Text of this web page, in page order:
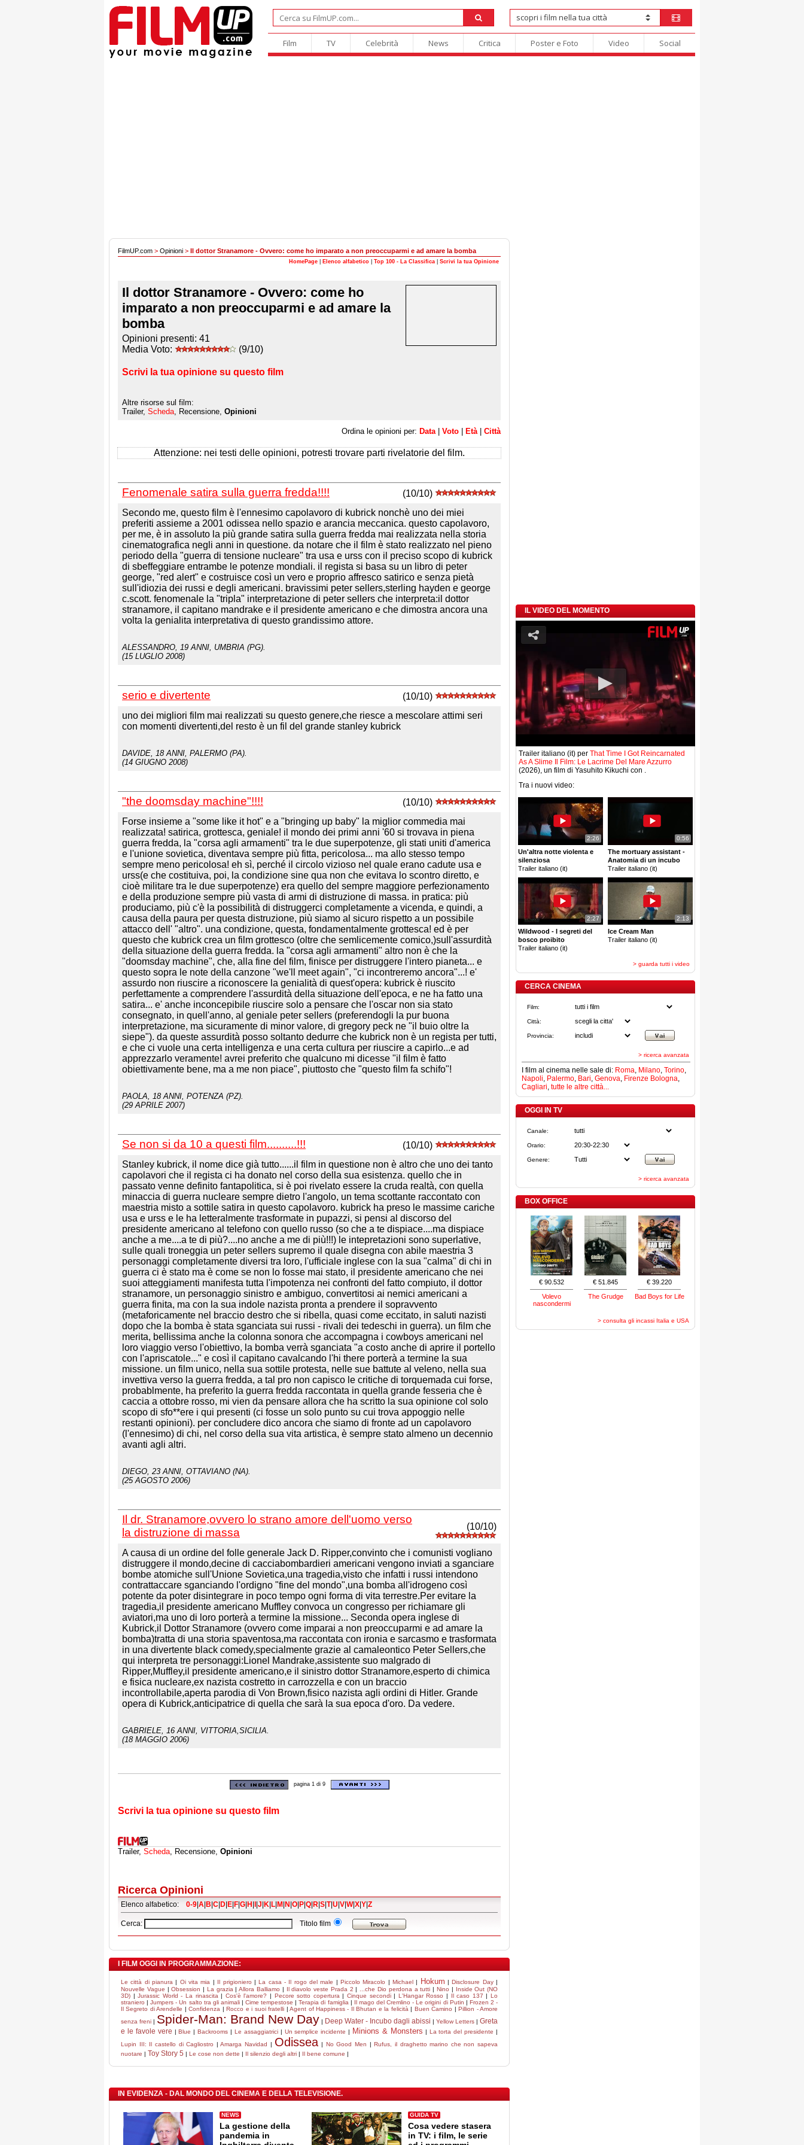
Film TV Celebrità News Critica Poster e Foto Video Social
FilmUP.com > Opinioni > Il dottor Stranamore - Ovvero: come ho imparato a non preoccuparmi e ad amare la bomba
HomePage Elenco alfabetico Top 100 - La Classifica Scrivi la tua Opinione
Il dottor Stranamore - Ovvero: come ho
imparato a non preoccuparmi e ad amare la
bomba
Opinioni presenti: 41
Media Voto:
(9/10)
Scrivi la tua opinione su questo film
Altre risorse sul film:
Trailer, Scheda , Recensione, Opinioni
Ordina le opinioni per: Data Voto Età Città
Attenzione: nei testi delle opinioni, potresti trovare parti rivelatorie del film.
Fenomenale satira sulla guerra fredda!!!!
(10/10)
Secondo me, questo film è l'ennesimo capolavoro di kubrick nonchè uno dei miei
preferiti assieme a 2001 odissea nello spazio e arancia meccanica. questo capolavoro,
per me, è in assoluto la più grande satira sulla guerra fredda mai realizzata nella storia
cinematografica negli anni in questione. da notare che il film è stato realizzato nel pieno
periodo della "guerra di tensione nucleare" tra usa e urss con il preciso scopo di kubrick
di sbeffeggiare entrambe le potenze mondiali. il regista si basa su un libro di peter
george, "red alert" e costruisce così un vero e proprio affresco satirico e senza pietà
sull'idiozia dei russi e degli americani. bravissimi peter sellers,sterling hayden e george
c.scott. fenomenale la "tripla" interpretazione di peter sellers che interpreta:il dottor
stranamore, il capitano mandrake e il presidente americano e che dimostra ancora una
volta la genialita interpretativa di questo grandissimo attore.
ALESSANDRO , 19 ANNI, UMBRIA (PG).
(15 LUGLIO 2008)
serio e divertente
(10/10)
uno dei migliori film mai realizzati su questo genere,che riesce a mescolare attimi seri
con momenti divertenti,del resto è un fil del grande stanley kubrick
DAVIDE , 18 ANNI, PALERMO (PA).
(14 GIUGNO 2008)
"the doomsday machine"!!!!
(10/10)
Forse insieme a "some like it hot" e a "bringing up baby" la miglior commedia mai
realizzata! satirica, grottesca, geniale! il mondo dei primi anni '60 si trovava in piena
guerra fredda, la "corsa agli armamenti" tra le due superpotenze, gli stati uniti d'america
e l'unione sovietica, diventava sempre più fitta, pericolosa... ma allo stesso tempo
sempre meno pericolosa! eh sì, perché il circolo vizioso nel quale erano cadute usa e
urss(e che costituiva, poi, la condizione sine qua non che evitava lo scontro diretto, e
cioè militare tra le due superpotenze) era quello del sempre maggiore perfezionamento
e della produzione sempre più vasta di armi di distruzione di massa. in pratica: più
produciamo, più c'è la possibilità di distruggerci completamente a vicenda, e quindi, a
causa della paura per questa distruzione, più siamo al sicuro rispetto a un possibile
attacco dell' "altro". una condizione, questa, fondamentalmente grottesca! ed è per
questo che kubrick crea un film grottesco (oltre che semlicemente comico,)sull'assurdità
della situazione della guerra fredda. la "corsa agli armamenti" altro non è che la
"doomsday machine", che, alla fine del film, finisce per distruggere l'intero pianeta... e
questo sopra le note della canzone "we'll meet again", "ci incontreremo ancora"...! e'
assurdo non riuscire a riconoscere la genialità di quest'opera: kubrick è riuscito
perfettamente a comprendere l'assurdità della situazione dell'epoca, e ne ha fatto una
satira... e' anche inconcepibile riuscire solo a pensare che l'oscar non sia stato
consegnato, in quell'anno, al geniale peter sellers (preferendogli la pur buona
interpretazione, ma sicuramente di minor valore, di gregory peck ne "il buio oltre la
siepe"). da queste assurdità posso soltanto dedurre che kubrick non è un regista per tutti,
e che ci vuole una certa intelligenza e una certa cultura per riuscire a capirlo...e ad
apprezzarlo veramente! avrei preferito che qualcuno mi dicesse "il film è fatto
obiettivamente bene, ma a me non piace", piuttosto che "questo film fa schifo"!
PAOLA , 18 ANNI, POTENZA (PZ).
(29 APRILE 2007)
Se non si da 10 a questi film..........!!!
(10/10)
Stanley kubrick, il nome dice già tutto......il film in questione non è altro che uno dei tanto
capolavori che il regista ci ha donato nel corso della sua esistenza. quello che in
passato venne definito fantapolitica, si è poi rivelato essere la cruda realtà, con quella
minaccia di guerra nucleare sempre dietro l'angolo, un tema scottante raccontato con
maestria misto a sottile satira in questo capolavoro. kubrick ha preso le massime cariche
usa e urss e le ha letteralmente trasformate in pupazzi, si pensi al discorso del
presidente americano al telefono con quello russo (so che a te dispiace....ma dispiace
anche a me....a te di più?....no anche a me di più!!!) le intepretazioni sono superlative,
sulle quali troneggia un peter sellers supremo il quale disegna con abile maestria 3
personaggi completamente diversi tra loro, l'ufficiale inglese con la sua "calma" di chi in
guerra ci è stato ma è come se non lo fosse mai stato, il presidente americano che nei
suoi atteggiamenti manifesta tutta l'impotenza nei confronti del fatto compiuto, il dottor
stranamore, un personaggio sinistro e ambiguo, convertitosi ai nemici americani a
guerra finita, ma con la sua indole nazista pronta a prendere il sopravvento
(metaforicamente nel braccio destro che si ribella, quasi come eccitato, in saluti nazisti
dopo che la bomba è stata sganciata sui russi - rivali dei tedeschi in guerra). un film che
merita, bellissima anche la colonna sonora che accompagna i cowboys americani nel
loro viaggio verso l'obiettivo, la bomba verrà sganciata "a costo anche di aprire il portello
con l'apriscatole..." e così il capitano cavalcando l'hi there porterà a termine la sua
missione. un film unico, nella sua sottile protesta, nelle sue battute al veleno, nella sua
invettiva verso la guerra fredda, a tal pro non capisco le critiche di torquemada cui forse,
probablmente, ha preferito la guerra fredda raccontata in quella grande fesseria che è
caccia a ottobre rosso, mi vien da pensare allora che ha scritto la sua opinione col solo
scopo di sfo**ere i qui presenti (ci fosse un solo punto su cui trova appoggio nelle
restanti opinioni). per concludere dico ancora che siamo di fronte ad un capolavoro
(l'ennesimo) di chi, nel corso della sua vita artistica, è sempre stato almeno un decennio
avanti agli altri.
DIEGO , 23 ANNI, OTTAVIANO (NA).
(25 AGOSTO 2006)
Il dr. Stranamore,ovvero lo strano amore dell'uomo verso
la distruzione di massa
(10/10)
A causa di un ordine del folle generale Jack D. Ripper,convinto che i comunisti vogliano
distruggere il mondo,decine di cacciabombardieri americani vengono inviati a sganciare
bombe atomiche sull'Unione Sovietica,una tragedia,visto che infatti i russi intendono
contrattaccare sganciando l'ordigno "fine del mondo",una bomba all'idrogeno così
potente da poter disintegrare in poco tempo ogni forma di vita terrestre.Per evitare la
tragedia,il presidente americano Muffley convoca un congresso per richiamare gli
aviatori,ma uno di loro porterà a termine la missione... Seconda opera inglese di
Kubrick,il Dottor Stranamore (ovvero come imparai a non preoccuparmi e ad amare la
bomba)tratta di una storia spaventosa,ma raccontata con ironia e sarcasmo e trasformata
in una divertente black comedy,specialmente grazie al camaleontico Peter Sellers,che
qui interpreta tre personaggi:Lionel Mandrake,assistente suo malgrado di
Ripper,Muffley,il presidente americano,e il sinistro dottor Stranamore,esperto di chimica
e fisica nucleare,ex nazista costretto in carrozzella e con un braccio
incontrollabile,aperta parodia di Von Brown,fisico nazista agli ordini di Hitler. Grande
opera di Kubrick,anticipatrice di quella che sarà la sua epoca d'oro. Da vedere.
GABRIELE , 16 ANNI, VITTORIA,SICILIA.
(18 MAGGIO 2006)
pagina 1 di 9
Scrivi la tua opinione su questo film
Trailer, Scheda, Recensione, Opinioni
Ricerca Opinioni
Elenco alfabetico: 0-9 A B C D E F G H J K L M N O P Q R S T|U V W|X Y Z
Cerca: Titolo film
I FILM OGGI IN PROGRAMMAZIONE:
Le città di pianura | Oi vita mia | Il prigioniero |La casa - Il rogo del male | Piccolo Miracolo |Michael | Hokum |Disclosure Day|
Nouvelle Vague |Obsession | La grazia |Allora Balliamo | Il diavolo veste Prada 2 | ...che Dio perdona a tutti | Nino | Inside Out (NO
3D) |Jurassic World - La rinascita | Cos'è l'amore? | Pecore sotto copertura |Cinque secondi| L'Hangar Rosso | Il caso 137 |Lo
straniero |Jumpers - Un salto tra gli animali|Cime tempestose |Terapia di famiglia | Il mago del Cremlino - Le origini di Putin | Frozen 2 -
Il Segreto di Arendelle |Confidenza |Rocco e i suoi fratelli |Agent of Happiness - Il Bhutan e la felicità | Buen Camino |Pillion - Amore
senza freni | Spider-Man: Brand New Day | Deep Water - Incubo dagli abissi | Yellow Letters | Greta
e le favole vere |Blue |Backrooms | Le assaggiatrici| Un semplice incidente | Minions & Monsters | La torta del presidente |
Lupin III: Il castello di Cagliostro |Amarga Navidad | Odissea | No Good Men |Rufus, il draghetto marino che non sapeva
nuotare | Toy Story 5 | Le cose non dette | Il silenzio degli altri | Il bene comune |
IN EVIDENZA - DAL MONDO DEL CINEMA E DELLA TELEVISIONE.
NEWS
La gestione della
pandemia in
GUIDA TV
Cosa vedere stasera
in TV: i film, le serie
IL VIDEO DEL MOMENTO
Trailer italiano (it) per That Time I Got Reincarnated
As A Slime Il Film: Le Lacrime Del Mare Azzurro
(2026), un film di Yasuhito Kikuchi con .
Tra i nuovi video:
2:26
Un'altra notte violenta e
silenziosa
Trailer italiano (it)
0:56
The mortuary assistant -
Anatomia di un incubo
Trailer italiano (it)
2:27
Wildwood - I segreti del
bosco proibito
Trailer italiano (it)
2:13
Ice Cream Man
Trailer italiano (it)
> guarda tutti i video
CERCA CINEMA
Film:
Città:
Provincia:
> ricerca avanzata
I film al cinema nelle sale di: Roma, Milano, Torino,
Napoli, Palermo, Bari, Genova, Firenze Bologna,
Cagliari, tutte le altre città...
OGGI IN TV
Canale:
Orario:
Genere:
> ricerca avanzata
BOX OFFICE
€ 90.532
Volevo
nascondermi
€ 51.845
The Grudge
€ 39.220
Bad Boys for Life
> consulta gli incassi Italia e USA